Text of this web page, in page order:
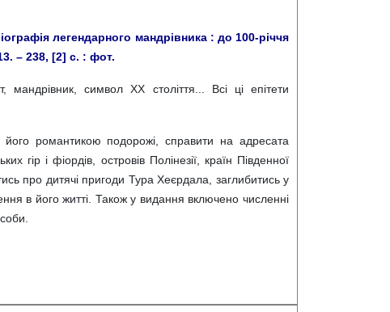
легендарного мандрівника : до 100-річчя
– 238, [2] с. : фот.
символ ХХ століття... Всі ці епітети
романтикою подорожі, справити на адресата
гір і фіордів, островів Полінезії, країн Південної
про дитячі пригоди Тура Хеєрдала, заглибитись у
в його житті. Також у видання включено численні